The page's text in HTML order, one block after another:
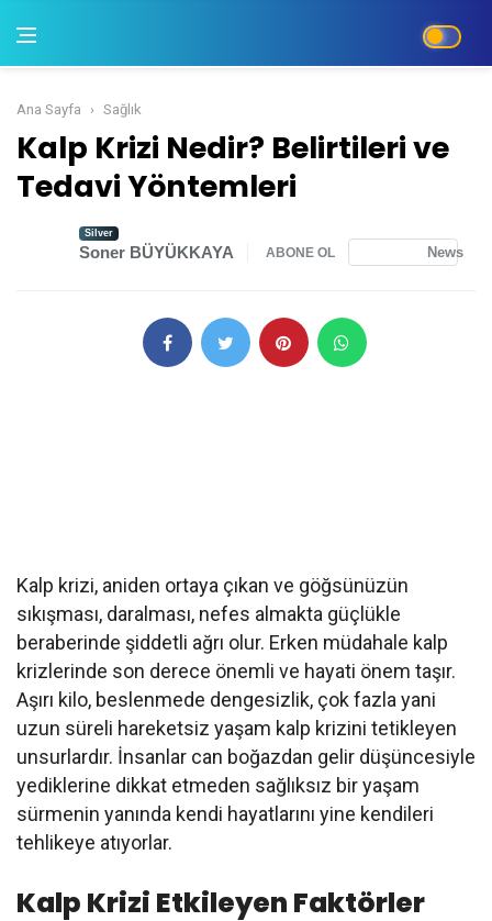
Ana Sayfa Sağlık
Kalp Krizi Nedir? Belirtileri ve
Tedavi Yöntemleri
Silver
Soner BÜYÜKKAYA ABONE OL News
Kalp krizi, aniden ortaya çıkan ve göğsünüzün
sıkışması, daralması, nefes almakta güçlükle
beraberinde şiddetli ağrı olur. Erken müdahale kalp
krizlerinde son derece önemli ve hayati önem taşır.
Aşırı kilo, beslenmede dengesizlik, çok fazla yani
uzun süreli hareketsiz yaşam kalp krizini tetikleyen
unsurlardır. İnsanlar can boğazdan gelir düşüncesiyle
yediklerine dikkat etmeden sağlıksız bir yaşam
sürmenin yanında kendi hayatlarını yine kendileri
tehlikeye atıyorlar.
Kalp Krizi Etkileyen Faktörler